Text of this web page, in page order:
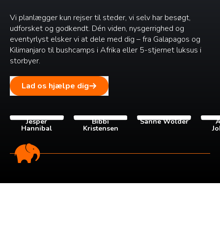
Vi planlægger kun rejser til steder, vi selv har besøgt,
udforsket og godkendt. Dén viden, nysgerrighed og
eventyrlyst elsker vi at dele med dig – fra Galapagos og
Kilimanjaro til bushcamps i Afrika eller 5-stjernet luksus i
storbyer.
Lad os hjælpe dig
Jesper
Hannibal
Bibbi
Kristensen
Sanne Wolder